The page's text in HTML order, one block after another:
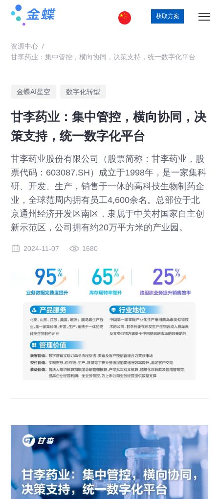
获取方案
资源中心 /
甘李药业：集中管控，横向协同，决策支持，统一数字化平台
金蝶AI星空 数字化转型
甘李药业：集中管控，横向协同，决
策支持，统一数字化平台
甘李药业股份有限公司（股票简称：甘李药业，股
票代码：603087.SH）成立于1998年，是一家集科
研、开发、生产，销售于一体的高科技生物制药企
业，全球范周内拥有员工4,600余名。总部位于北
京通州经济开发区南区，隶属于中关村国家自主创
新示范区，公司拥有约20万平方米的产业园。
2024-11-07 1680